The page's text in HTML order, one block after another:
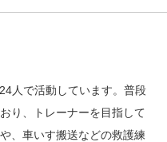
人で活動しています。普段
り、トレーナーを目指して
、車いす搬送などの救護練